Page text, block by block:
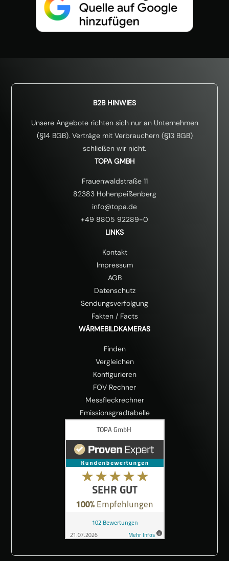
B2B HINWIES
Unsere Angebote richten sich nur an Unternehmen
(§14 BGB). Verträge mit Verbrauchern (§13 BGB)
schließen wir nicht.
TOPA GMBH
Frauenwaldstraße 11
82383 Hohenpeißenberg
info@topa.de
+49 8805 92289-0
LINKS
Kontakt
Impressum
AGB
Datenschutz
Sendungsverfolgung
Fakten/ Facts
WÄRMEBILDKAMERAS
Finden
Vergleichen
Konfigurieren
FOV Rechner
Messfleckrechner
Emissionsgradtabelle